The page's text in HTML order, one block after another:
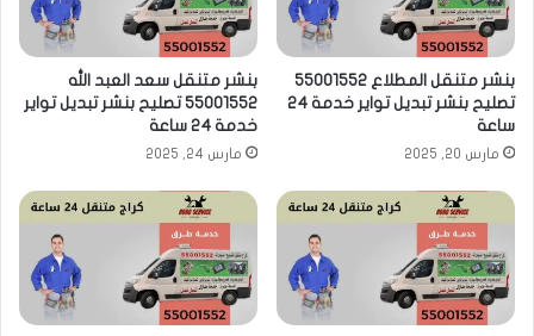
بنشر متنقل المطلاع 55001552
تصليح بنشر تبديل تواير خدمة 24
ساعة
مارس 20, 2025
بنشر متنقل سعد العبد الله
55001552 تصليح بنشر تبديل تواير
خدمة 24 ساعة
مارس 24, 2025